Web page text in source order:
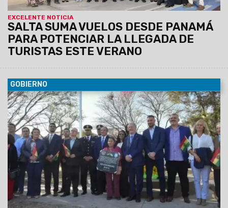
EXCELENTE NOTICIA
SALTA SUMA VUELOS DESDE PANAMÁ
PARA POTENCIAR LA LLEGADA DE
TURISTAS ESTE VERANO
GOBIERNO
07/08/2026 Antonio Marocco acompañó la
conmemoración del Consulado de Bolivia en Salta, donde se
destacó la histórica hermandad entre ambos pueblos y el
aporte de la comunidad boliviana al desarrollo de la provincia.